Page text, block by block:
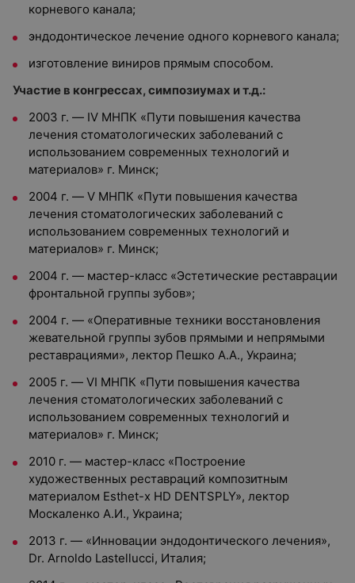
корневого канала;
эндодонтическое лечение одного корневого канала;
изготовление виниров прямым способом.
Участие в конгрессах, симпозиумах и т.д.:
2003 г. — IV МНПК «Пути повышения качества
лечения стоматологических заболеваний с
использованием современных технологий и
материалов» г. Минск;
2004 г. — V МНПК «Пути повышения качества
лечения стоматологических заболеваний с
использованием современных технологий и
материалов» г. Минск;
2004 г. — мастер-класс «Эстетические реставрации
фронтальной группы зубов»;
2004 г. — «Оперативные техники восстановления
жевательной группы зубов прямыми и непрямыми
реставрациями», лектор Пешко А.А., Украина;
2005 г. — VI МНПК «Пути повышения качества
лечения стоматологических заболеваний с
использованием современных технологий и
материалов» г. Минск;
2010 г. — мастер-класс «Построение
художественных реставраций композитным
материалом Esthet-x HD DENTSPLY», лектор
Москаленко А.И., Украина;
2013 г. — «Инновации эндодонтического лечения»,
Dr. Arnoldo Lastellucci, Италия;